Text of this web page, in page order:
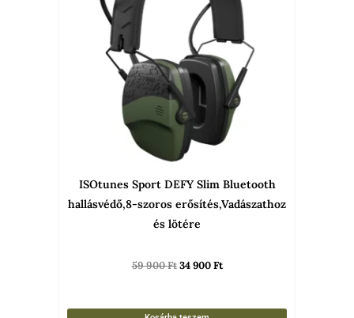
ISOtunes Sport DEFY Slim Bluetooth
hallásvédő,8-szoros erősítés,Vadászathoz
és lötére
59 900Ft 34 900Ft